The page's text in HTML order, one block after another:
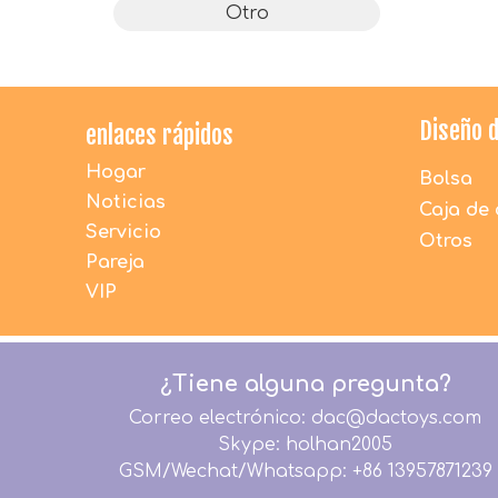
Otro
enlaces rápidos
Hogar
Noticias
Servicio
Pareja
VIP
Diseño
Bolsa
Caja de
Otros
¿Tiene alguna pregunta?
Correo electrónico: dac@dactoys.com
Skype: holhan2005
GSM/Wechat/Whatsapp: +86 13957871239